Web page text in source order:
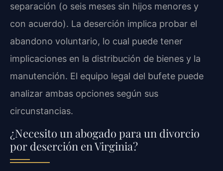
separación (o seis meses sin hijos menores y
con acuerdo). La deserción implica probar el
abandono voluntario, lo cual puede tener
implicaciones en la distribución de bienes y la
manutención. El equipo legal del bufete puede
analizar ambas opciones según sus
circunstancias.
¿Necesito un abogado para un divorcio
por deserción en Virginia?